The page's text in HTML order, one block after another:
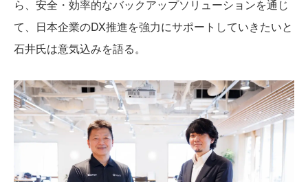
ら、安全・効率的なバックアップソリューションを通じ
て、日本企業のDX推進を強力にサポートしていきたいと
石井氏は意気込みを語る。